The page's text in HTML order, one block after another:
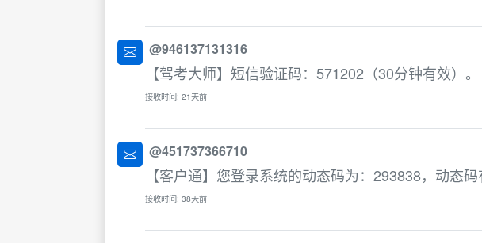
@946137131316
【驾考大师】短信验证码：571202（30分钟有效）。
接收时间: 21天前
@451737366710
【客户通】您登录系统的动态码为：293838，动态
接收时间: 38天前